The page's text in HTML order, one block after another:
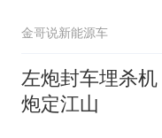
金哥说新能源车
左炮封车埋杀
炮定江山